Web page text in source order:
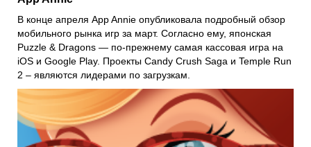
В конце апреля App Annie опубликовала подробный обзор
мобильного рынка игр за март. Согласно ему, японская
Puzzle & Dragons — по-прежнему самая кассовая игра на
iOS и Google Play. Проекты Candy Crush Saga и Temple Run
2 – являются лидерами по загрузкам.